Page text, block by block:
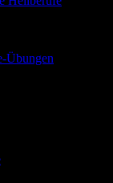
Übungen